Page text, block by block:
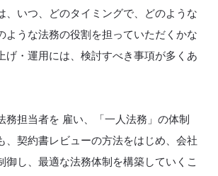
、いつ、どのタイミングで、どのような
ような法務の役割を担っていただくかな
げ・運用には、検討すべき事項が多くあ
務担当者を 雇い、「一人法務」の体制
、契約書レビューの方法をはじめ、会社
御し、最適な法務体制を構築していくこ